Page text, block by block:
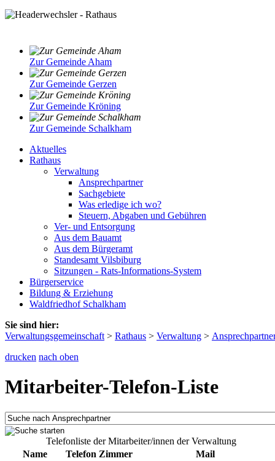
Zur Gemeinde Aham
Zur Gemeinde Gerzen
Zur Gemeinde Kröning
Zur Gemeinde Schalkham
Aktuelles
Rathaus
Verwaltung
Ansprechpartner
Sachgebiete
Was erledige ich wo?
Steuern, Abgaben und Gebühren
Ver- und Entsorgung
Aus dem Bauamt
Aus dem Bürgeramt
Standesamt Vilsbiburg
Sitzungen - Rats-Informations-System
Bürgerservice
Bildung & Erziehung
Waldfriedhof Schalkham
Sie sind hier:
Verwaltungsgemeinschaft > Rathaus > Verwaltung >
drucken nach oben
Mitarbeiter-Telefon-Liste
Telefonliste der Mitarbeiter/innen der Verwaltung
Name
Telefon Zimmer
Mail